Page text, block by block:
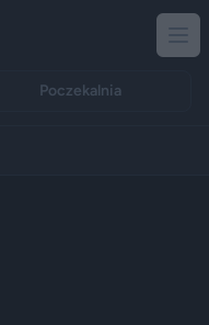
Poczekalnia